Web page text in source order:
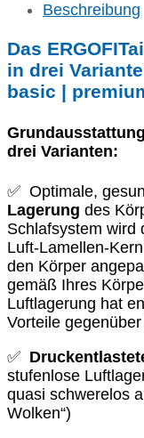
Beschreibung
Das
in drei
basic |
drei Varianten:
✅ Optimale,
Lagerung des
Schlafsystem wird
Luft-Lamellen-
den Körper
gemäß Ihres
Luftlagerung hat
Vorteile
✅
stufenlose
quasi schwerelos
Wolken“)